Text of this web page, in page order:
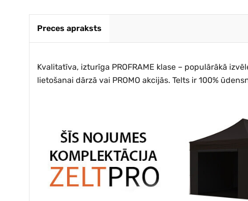
Preces apraksts
Kvalitatīva, izturīga PROFRAME klase – populārākā
lietošanai dārzā vai PROMO akcijās. Telts ir 100%